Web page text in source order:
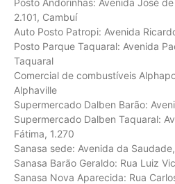
2.101, Cambuí
Auto Posto Patropi: Avenida
Posto Parque Taquaral: Avenida
Taquaral
Comercial de combustíveis
Alphaville
Supermercado Dalben Barão:
Supermercado Dalben Taquaral:
Fátima, 1.270
Sanasa sede: Avenida da
Sanasa Barão Geraldo: Rua Luiz
Sanasa Nova Aparecida: Rua